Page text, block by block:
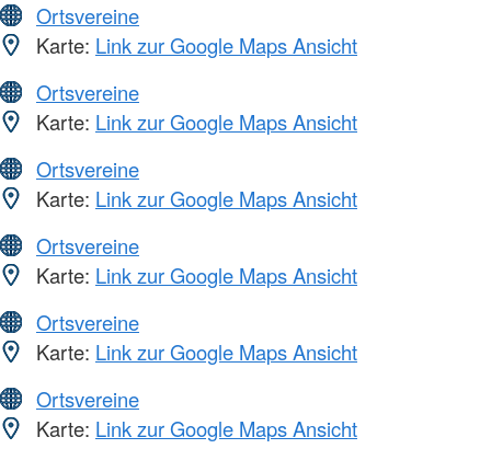
Ortsvereine
Karte: Link zur Google Maps Ansicht
Ortsvereine
Karte: Link zur Google Maps Ansicht
Ortsvereine
Karte: Link zur Google Maps Ansicht
Ortsvereine
Karte: Link zur Google Maps Ansicht
Ortsvereine
Karte: Link zur Google Maps Ansicht
Ortsvereine
Karte: Link zur Google Maps Ansicht